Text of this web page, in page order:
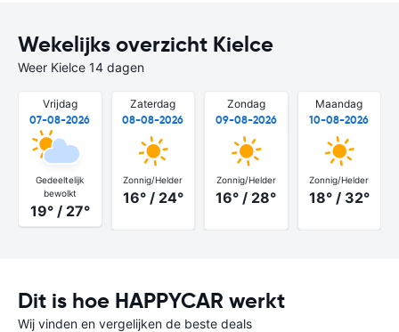
Wekelijks overzicht Kielce
Weer Kielce 14 dagen
Vrijdag
07-08-2026
Gedeeltelijk
bewolkt
19° / 27°
Zaterdag
08-08-2026
Zonnig/Helder
16° / 24°
Zondag
09-08-2026
Zonnig/Helder
16° / 28°
Maandag
10-08-2026
Zonnig/Helder
18° / 32°
Dit is hoe HAPPYCAR werkt
Wij vinden en vergelijken de beste deals